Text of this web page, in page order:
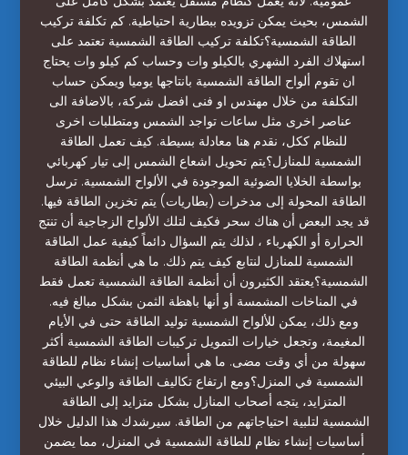
الشمس، بحيث يمكن تزويده ببطارية احتياطية. كم تكلفة تركيب
الطاقة الشمسية؟تكلفة تركيب الطاقة الشمسية تعتمد على
استهلاك الفرد الشهري بالكيلو وات وحساب كم كيلو وات يحتاج
ان تقوم ألواح الطاقة الشمسية بانتاجها يوميا ويمكن حساب
التكلفة من خلال مهندس او فنى افضل شركة، بالاضافة الى
عناصر اخرى مثل ساعات تواجد الشمس ومتطلبات اخرى
للنظام ككل، نقدم هنا معادلة بسيطة. كيف تعمل الطاقة
الشمسية للمنازل؟يتم تحويل اشعاع الشمس إلى تيار كهربائي
بواسطة الخلايا الضوئية الموجودة في الألواح الشمسية. ترسل
الطاقة المحولة إلى مدخرات (بطاريات) يتم تخزين الطاقة فيها.
قد يجد البعض أن هناك سحر فكيف لتلك الألواح الزجاجية أن تنتج
الحرارة أو الكهرباء ، لذلك يتم السؤال دائماً كيفية عمل الطاقة
الشمسية للمنازل لنتابع كيف يتم ذلك. ما هي أنظمة الطاقة
الشمسية؟يعتقد الكثيرون أن أنظمة الطاقة الشمسية تعمل فقط
في المناخات المشمسة أو أنها باهظة الثمن بشكل مبالغ فيه.
ومع ذلك، يمكن للألواح الشمسية توليد الطاقة حتى في الأيام
المغيمة، وتجعل خيارات التمويل تركيبات الطاقة الشمسية أكثر
سهولة من أي وقت مضى. ما هي أساسيات إنشاء نظام للطاقة
الشمسية في المنزل؟ومع ارتفاع تكاليف الطاقة والوعي البيئي
المتزايد، يتجه أصحاب المنازل بشكل متزايد إلى الطاقة
الشمسية لتلبية احتياجاتهم من الطاقة. سيرشدك هذا الدليل خلال
أساسيات إنشاء نظام للطاقة الشمسية في المنزل، مما يضمن